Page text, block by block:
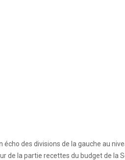
des divisions de la gauche au
la partie recettes du budget de la